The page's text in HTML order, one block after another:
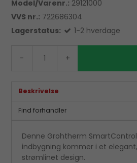
Model/Varenr.: 29121000
VVS nr.: 722686304
Lagerstatus:
1-2 hverdage
- +
Beskrivelse
Find forhandler
Denne Grohtherm
indbygning kommer i et
strømlinet design.